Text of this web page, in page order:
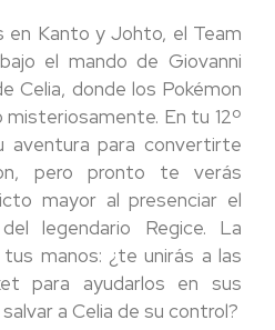
en Kanto y Johto, el Team
el mando de Giovanni
Celia, donde los Pokémon
En tu 12º
aventura para convertirte
pero pronto te verás
mayor al presenciar el
legendario Regice. La
manos: ¿te unirás a las
para ayudarlos en sus
a Celia de su control?